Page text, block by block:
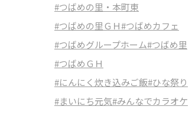
#つばめの里・本町東
#つばめの里ＧＨ#つばめカフェ
#つばめグループホーム#つばめ里
#つばめＧＨ
#にんにく炊き込みご飯#ひな祭り
#まいにち元気#みんなでカラオケ